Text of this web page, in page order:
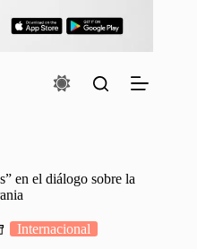
en el diálogo sobre la
Internacional